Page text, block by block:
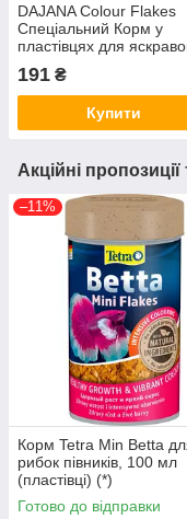
DAJANA Colour Flakes
Спеціальний Корм у
пластівцях для
забарвлення 250 мл/
DP002B(5012)
191 ₴
Купити
Акційні
–11%
Корм Tetra Min Betta
рибок півників, 100 мл
(пластівці) (*)
Готово до відправки